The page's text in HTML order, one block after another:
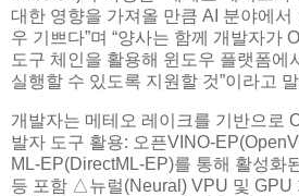
대한 영향을 가져올 만큼 AI 분야에서
우 기쁘다”며 “양사는 함께 개발자가
도구 체인을 활용해 윈도우 플랫폼에
실행할 수 있도록 지원할 것”이라고
개발자는 메테오 레이크를 기반으로
발자 도구 활용: 오픈VINO-
ML-EP(DirectML-EP)를 통해 활성화
등 포함 △뉴럴(Neural) VPU 및 GPU